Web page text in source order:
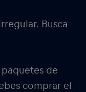
Busca
de
comprar el